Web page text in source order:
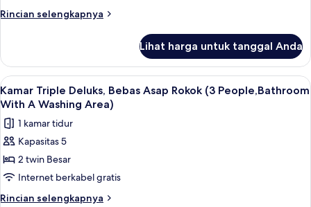
Bebas
(The
Main,Bathroom
With
A
Washing
Area)
Rincian selengkapnya
Rincian
Kamar
Deluks,
1
Tempat
King,
Bebas
Rokok
(The
With
Lihat harga untuk tanggal Anda
Lihat
semua
foto
untuk
Kamar
Triple
Deluks,
Bebas
Selimut bulu angsa, brankas, meja
4
Kamar Triple Deluks, Bebas Asap Rokok (3 People,Bathroom
With A Washing Area)
1 kamar tidur
Kapasitas 5
2 twin Besar
Internet berkabel gratis
Rincian selengkapnya
Rincian